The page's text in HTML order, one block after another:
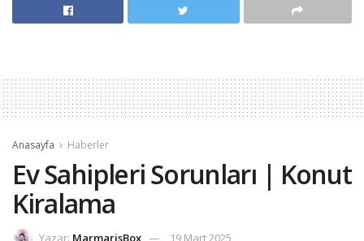
Anasayfa Haberler
Ev Sahipleri Sorunları | Konut
Kiralama
Yazar: MarmarisBox 19 Mart 2025